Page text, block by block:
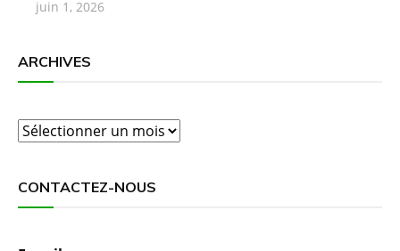
juin 1, 2026
ARCHIVES
Archives
CONTACTEZ-NOUS